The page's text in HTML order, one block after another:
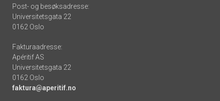
Post- og besøksadresse:
Universitetsgata 22
0162 Oslo
Fakturaadresse:
Apéritif AS
Universitetsgata 22
0162 Oslo
faktura@aperitif.no